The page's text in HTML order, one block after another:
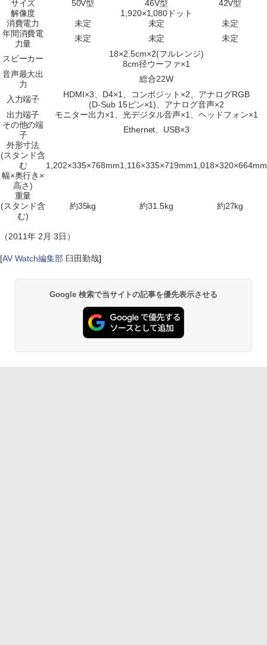
サイズ 50V型 46V型
42V型
解像度
1,920×1,080ドット
消費電力
未定 未定
未定
年間消費電
力量
未定 未定 未定
スピーカー
18×2.5cm×2(フルレンジ)
8cm径ウーファ×1
音声最大出
力
総合22W
入力端子
HDMI×3、D4×1、コンポジット×2、アナログRGB
(D-Sub 15ピン×1)、アナログ音声×2
出力端子
モニター出力×1、光デジタル音声×1、ヘッドフォン×1
その他の端
子
Ethernet、USB×3
外形寸法
(スタンド含
む
幅×奥行き×
高さ)
1,202×335×768mm1,116×335×719mm1,018×320×664mm
重量
(スタンド含
む)
約35kg 約31.5kg 約27kg
（2011年 2月 3日）
[AV Watch編集部 臼田勤哉]
Google 検索で当サイトの記事を優先表示させる